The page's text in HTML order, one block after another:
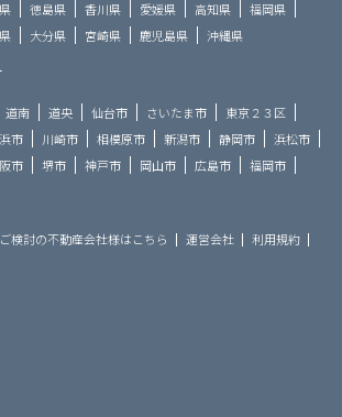
徳島県 香川県 愛媛県 高知県
福岡県
大分県 宮崎県 鹿児島県 沖縄県
道南 道央 仙台市 さいたま市
東京２３区
市 川崎市 相模原市 新潟市 静岡市
浜松市
市 堺市 神戸市 岡山市 広島市
福岡市
検討の不動産会社様はこちら 運営会社
利用規約